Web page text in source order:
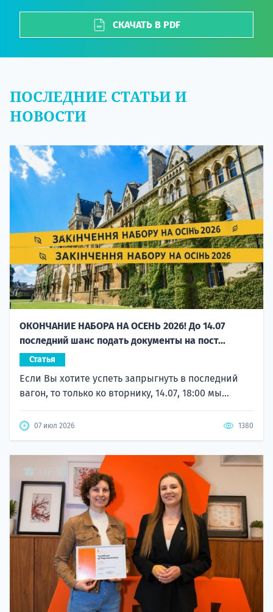
СКАЧАТЬ В PDF
ПОСЛЕДНИЕ СТАТЬИ И
НОВОСТИ
ОКОНЧАНИЕ НАБОРА НА ОСЕНЬ 2026! До 14.07
последний шанс подать документы на пост...
Статья
Если Вы хотите успеть запрыгнуть в последний
вагон, то только ко вторнику, 14.07, 18:00 мы...
07 июл 2026 1380